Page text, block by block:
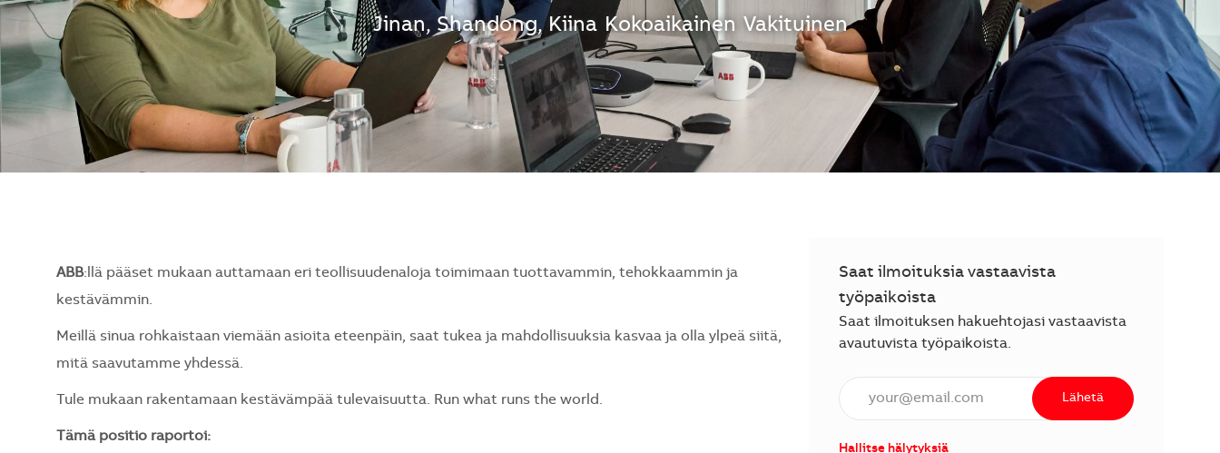
Sijainti
Jinan, Shandong, Kiina Kokoaikainen Vakituinen
ABB:llä pääset mukaan auttamaan eri teollisuudenaloja toimimaan tuottavammin, tehokkaammin ja
kestävämmin.
Meillä sinua rohkaistaan viemään asioita eteenpäin, saat tukea ja mahdollisuuksia kasvaa ja olla ylpeä siitä,
mitä saavutamme yhdessä.
Tule mukaan rakentamaan kestävämpää tulevaisuutta. Run what runs the world.
Tämä positio raportoi:
Saat ilmoituksia vastaavista
työpaikoista
Saat ilmoituksen hakuehtojasi vastaavista
avautuvista työpaikoista.
Anna sähköpostiosoite (vaaditaan).
Lähetä
Hallitse hälytyksiä